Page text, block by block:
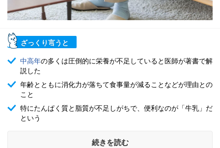
ざっくり言うと
中高年の多くは圧倒的に栄養が不足していると医師が著書で解
説した
年齢とともに消化力が落ちて食事量が減ることなどが理由との
こと
特にたんぱく質と脂質が不足しがちで、便利なのが「牛乳」だ
という
続きを読む